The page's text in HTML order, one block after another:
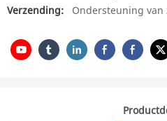
Verzending:
Ondersteuning van